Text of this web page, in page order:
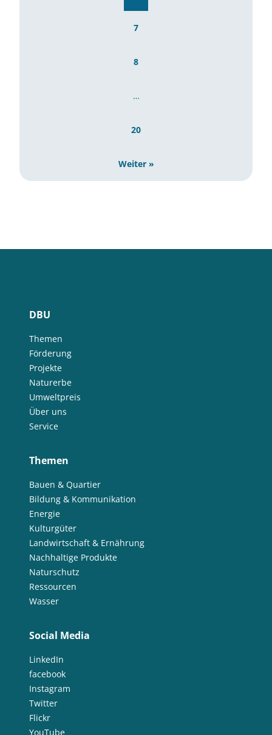
7
8
…
20
Weiter »
DBU
Themen
Förderung
Projekte
Naturerbe
Umweltpreis
Über uns
Service
Themen
Bauen & Quartier
Bildung & Kommunikation
Energie
Kulturgüter
Landwirtschaft & Ernährung
Nachhaltige Produkte
Naturschutz
Ressourcen
Wasser
Social Media
LinkedIn
facebook
Instagram
Twitter
Flickr
YouTube